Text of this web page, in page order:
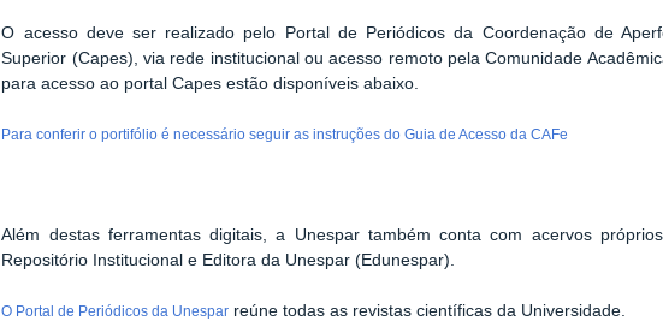
O acesso deve ser realizado pelo Portal de Periódicos da Coordenação de
Superior (Capes), via rede institucional ou acesso remoto pela Comunidade
para acesso ao portal Capes estão disponíveis abaixo.
Para conferir o portifólio é necessário seguir as instruções do Guia de Acesso da CAFe
Além destas ferramentas digitais, a Unespar também conta com acervos
Repositório Institucional e Editora da Unespar (Edunespar).
O Portal de Periódicos da Unespar reúne todas as revistas científicas da Universidade.